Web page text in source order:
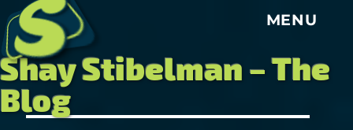
S
Shay Stibelman – The
Blog
MENU